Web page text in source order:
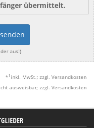
übermittelt.
aus!)
* 1 inkl. MwSt.; zzgl. Versandkosten
ausweisbar; zzgl. Versandkosten